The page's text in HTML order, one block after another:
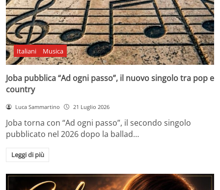
Italiani Musica
Joba pubblica “Ad ogni passo”, il nuovo singolo tra pop e
country
Luca Sammartino 21 Luglio 2026
Joba torna con “Ad ogni passo”, il secondo singolo
pubblicato nel 2026 dopo la ballad…
Leggi di più